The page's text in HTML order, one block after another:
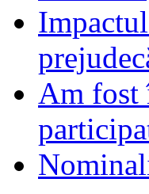
Am fost